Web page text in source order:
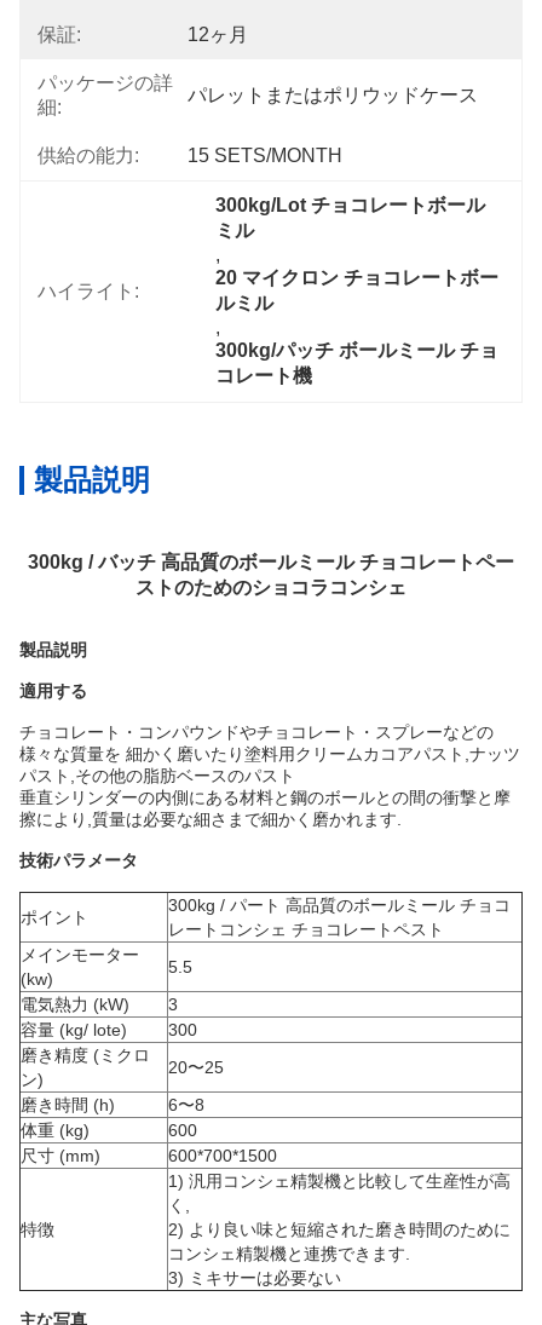
保証: 12ヶ月
パッケージの詳
細:
パレットまたはポリウッドケース
供給の能力: 15 SETS/MONTH
ハイライト:
300kg/Lot チョコレートボール
ミル
,
20 マイクロン チョコレートボー
ルミル
,
300kg/パッチ ボールミール チョ
コレート機
製品説明
300kg / バッチ 高品質のボールミール チョコレートペー
ストのためのショコラコンシェ
製品説明
適用する
チョコレート・コンパウンドやチョコレート・スプレーなどの
様々な質量を 細かく磨いたり塗料用クリームカコアパスト,ナッツ
パスト,その他の脂肪ベースのパスト
垂直シリンダーの内側にある材料と鋼のボールとの間の衝撃と摩
擦により,質量は必要な細さまで細かく磨かれます.
技術パラメータ
ポイント
300kg / パート 高品質のボールミール チョコ
レートコンシェ チョコレートペスト
メインモーター
(kw)
5.5
電気熱力 (kW)
3
容量 (kg/ lote)
300
磨き精度 (ミクロ
ン)
20〜25
磨き時間 (h)
6〜8
体重 (kg)
600
尺寸 (mm)
600*700*1500
特徴
1) 汎用コンシェ精製機と比較して生産性が高
く,
2) より良い味と短縮された磨き時間のために
コンシェ精製機と連携できます.
3) ミキサーは必要ない
主な写真